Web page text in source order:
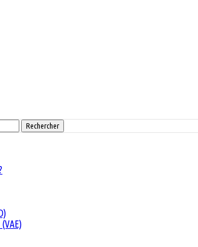
Rechercher